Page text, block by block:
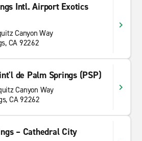
Intl. Airport Exotics
Canyon Way
CA 92262
de Palm Springs (PSP)
Canyon Way
CA 92262
– Cathedral City